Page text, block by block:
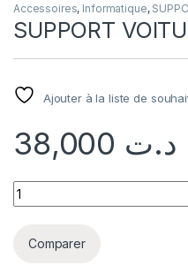
Accessoires, Informatique,
SUPPORT
Ajouter à la liste de
د.ت
Comparer